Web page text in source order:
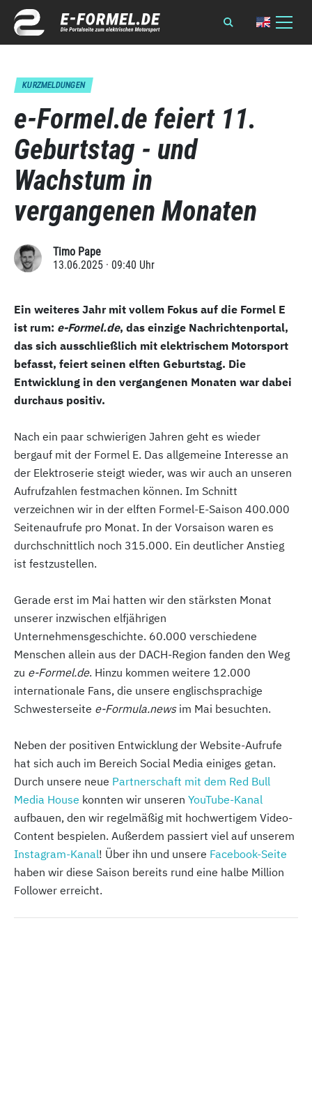
KURZMELDUNGEN
e-Formel.de feiert 11.
Geburtstag - und
Wachstum in
vergangenen Monaten
Timo Pape
13.06.2025 · 09:40 Uhr
Ein weiteres Jahr mit vollem Fokus auf die Formel E
ist rum: e-Formel.de, das einzige Nachrichtenportal,
das sich ausschließlich mit elektrischem Motorsport
befasst, feiert seinen elften Geburtstag. Die
Entwicklung in den vergangenen Monaten war dabei
durchaus positiv.
Nach ein paar schwierigen Jahren geht es wieder
bergauf mit der Formel E. Das allgemeine Interesse an
der Elektroserie steigt wieder, was wir auch an unseren
Aufrufzahlen festmachen können. Im Schnitt
verzeichnen wir in der elften Formel-E-Saison 400.000
Seitenaufrufe pro Monat. In der Vorsaison waren es
durchschnittlich noch 315.000. Ein deutlicher Anstieg
ist festzustellen.
Gerade erst im Mai hatten wir den stärksten Monat
unserer inzwischen elfjährigen
Unternehmensgeschichte. 60.000 verschiedene
Menschen allein aus der DACH-Region fanden den Weg
zu e-Formel.de. Hinzu kommen weitere 12.000
internationale Fans, die unsere englischsprachige
Schwesterseite e-Formula.newsim Mai besuchten.
Neben der positiven Entwicklung der Website-Aufrufe
hat sich auch im Bereich Social Media einiges getan.
Durch unsere neue Partnerschaft mit dem Red Bull
Media House konnten wir unseren YouTube-Kanal
aufbauen, den wir regelmäßig mit hochwertigem Video-
Content bespielen. Außerdem passiert viel auf unserem
Instagram-Kanal! Über ihn und unsere Facebook-Seite
haben wir diese Saison bereits rund eine halbe Million
Follower erreicht.